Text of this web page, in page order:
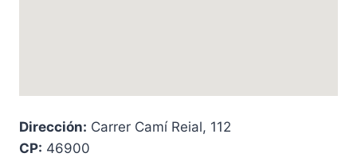
Dirección: Carrer Camí Reial, 112
CP: 46900